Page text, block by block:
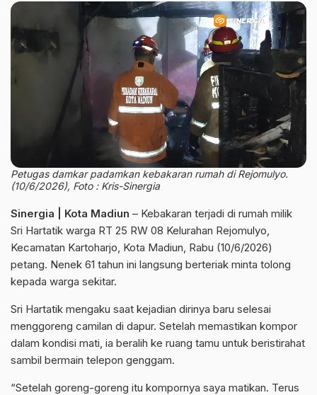
Petugas damkar padamkan kebakaran rumah di Rejomulyo.
(10/6/2026), Foto : Kris-Sinergia
Sinergia | Kota Madiun – Kebakaran terjadi di rumah milik
Sri Hartatik warga RT 25 RW 08 Kelurahan Rejomulyo,
Kecamatan Kartoharjo, Kota Madiun, Rabu (10/6/2026)
petang. Nenek 61 tahun ini langsung berteriak minta tolong
kepada warga sekitar.
Sri Hartatik mengaku saat kejadian dirinya baru selesai
menggoreng camilan di dapur. Setelah memastikan kompor
dalam kondisi mati, ia beralih ke ruang tamu untuk beristirahat
sambil bermain telepon genggam.
“Setelah goreng-goreng itu kompornya saya matikan. Terus